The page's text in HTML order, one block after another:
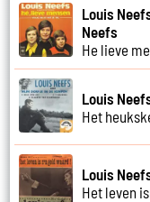
Louis
Neefs
He lieve
Louis
Het
Louis
Het leven